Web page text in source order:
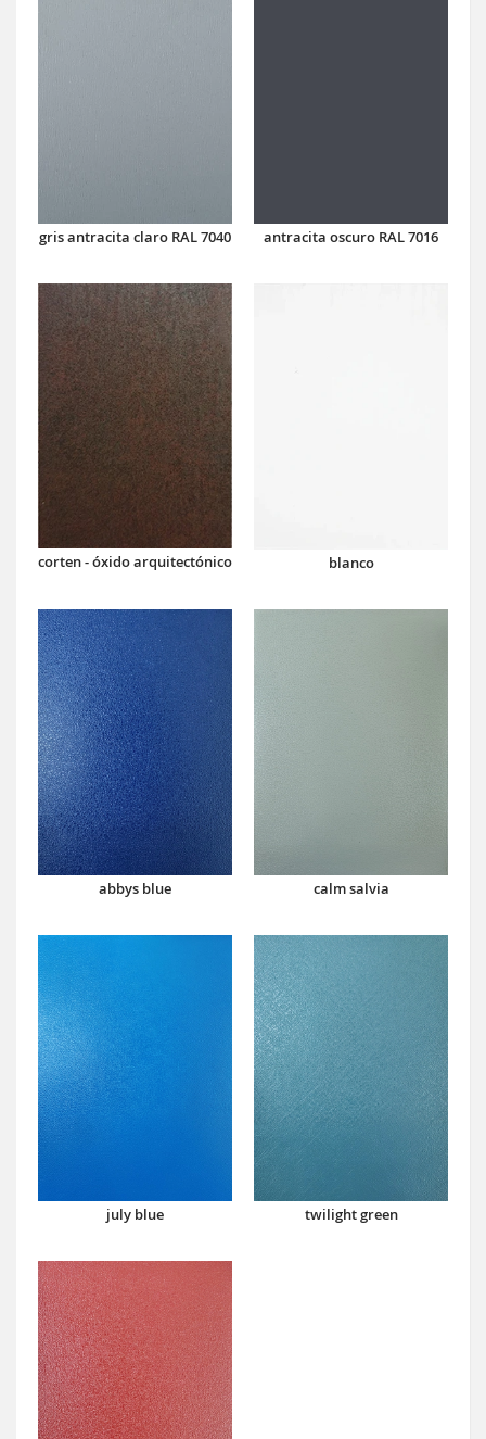
gris antracita claro RAL 7040 antracita oscuro RAL 7016
corten - óxido arquitectónico blanco
abbys blue calm salvia
july blue twilight green